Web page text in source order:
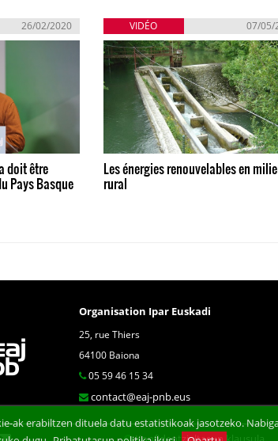
26/02/2020
doit être
Pays Basque
VIDÉO 07/05/
Les énergies renouvelables en
rural
Organisation Ipar Euskadi
25, rue Thiers
64100 Baiona
05 59 46 15 34
contact@eaj-pnb.eus
ak erabiltzen dituela datu estatistikoak jasotzeko.